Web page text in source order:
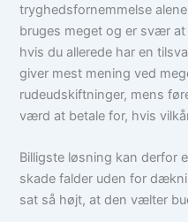
tryghedsfornemmelse
bruges meget og er svær
hvis du allerede har en
giver mest mening ved
rudeudskiftninger, mens
værd at betale for, hvis
Billigste løsning kan derfor
skade falder uden for
sat så højt, at den vælter